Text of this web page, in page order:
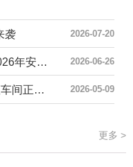
袭 2026-07-20
学安全，除隐患 | 我司扎实开展2026年安全生产月系列活动 2026-06-26
喜报 | 我司电子冷却液项目氟化液车间正式投产！ 2026-05-09
更多 >